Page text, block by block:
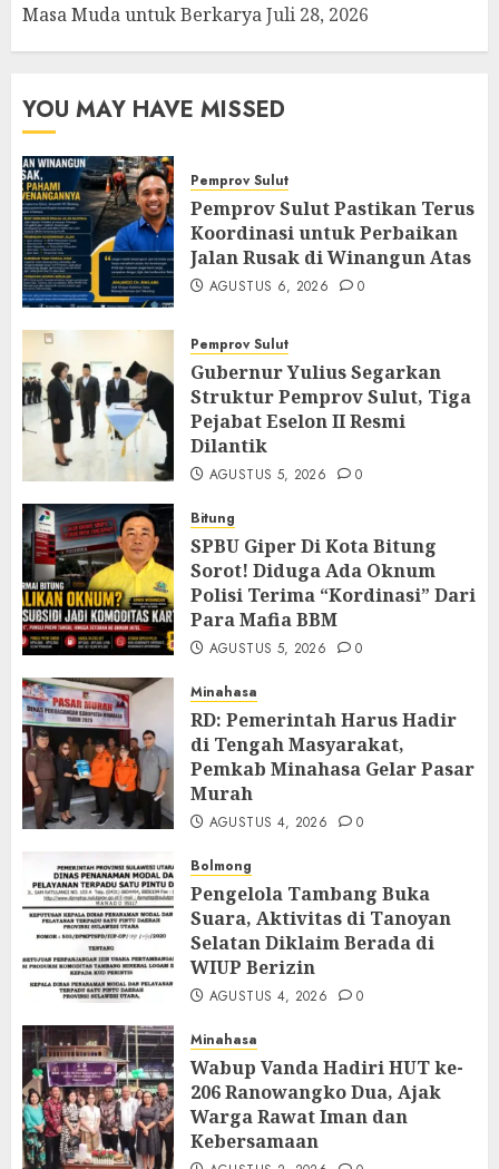
Masa Muda untuk BerkaryaJuli 28, 2026
YOU MAY HAVE MISSED
Pemprov Sulut
Pemprov Sulut Pastikan Terus
Koordinasi untuk Perbaikan
Jalan Rusak di Winangun Atas
AGUSTUS 6, 2026 0
Pemprov Sulut
Gubernur Yulius Segarkan
Struktur Pemprov Sulut, Tiga
Pejabat Eselon II Resmi
Dilantik
AGUSTUS 5, 2026 0
Bitung
SPBU Giper Di Kota Bitung
Sorot! Diduga Ada Oknum
Polisi Terima “Kordinasi” Dari
Para Mafia BBM
AGUSTUS 5, 2026 0
Minahasa
RD: Pemerintah Harus Hadir
di Tengah Masyarakat,
Pemkab Minahasa Gelar Pasar
Murah
AGUSTUS 4, 2026 0
Bolmong
Pengelola Tambang Buka
Suara, Aktivitas di Tanoyan
Selatan Diklaim Berada di
WIUP Berizin
AGUSTUS 4, 2026 0
Minahasa
Wabup Vanda Hadiri HUT ke-
206 Ranowangko Dua, Ajak
Warga Rawat Iman dan
Kebersamaan